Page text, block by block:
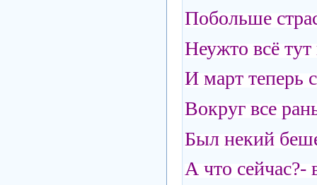
Побольше
Неужто всё
И март теперь
Вокруг все
Был некий
А что сейчас?-